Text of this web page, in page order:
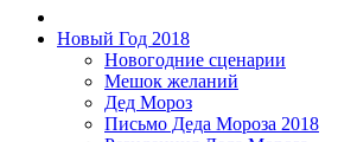
Новый Год 2018
Новогодние сценарии
Мешок желаний
Дед Мороз
Письмо Деда Мороза 2018